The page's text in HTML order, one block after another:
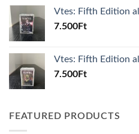
Vtes: Fifth Edition
7.500Ft
Vtes: Fifth Edition
7.500Ft
FEATURED PRODUCTS